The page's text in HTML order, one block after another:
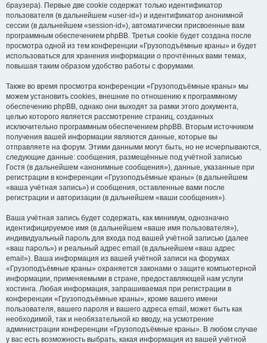
браузера). Первые две cookie содержат только идентификатор
пользователя (в дальнейшем «user-id») и идентификатор анонимной
сессии (в дальнейшем «session-id»), автоматически присвоенные вам
программным обеспечением phpBB. Третья cookie будет создана после
просмотра одной из тем конференции «Грузоподъёмные краны» и будет
использоваться для хранения информации о прочтённых вами темах,
повышая таким образом удобство работы с форумами.
Также во время просмотра конференции «Грузоподъёмные краны» мы
можем установить cookies, внешние по отношению к программному
обеспечению phpBB, однако они выходят за рамки этого документа,
целью которого является рассмотрение страниц, созданных
исключительно программным обеспечением phpBB. Вторым источником
получения вашей информации являются данные, которые вы
отправляете на форум. Этими данными могут быть, но не исчерпываются,
следующие данные: сообщения, размещённые под учётной записью
Гостя (в дальнейшем «анонимные сообщения»), данные, указанные при
регистрации в конференции «Грузоподъёмные краны» (в дальнейшем
«ваша учётная запись») и сообщения, оставленные вами после
регистрации и авторизации (в дальнейшем «ваши сообщения»).
Ваша учётная запись будет содержать, как минимум, однозначно
идентифицируемое имя (в дальнейшем «ваше имя пользователя»),
индивидуальный пароль для входа под вашей учётной записью (далее
«ваш пароль») и реальный адрес email (в дальнейшем «ваш адрес
email»). Ваша информация из вашей учётной записи на форумах
«Грузоподъёмные краны» охраняется законами о защите компьютерной
информации, применяемыми в стране, предоставляющей нам услуги
хостинга. Любая информация, запрашиваемая при регистрации в
конференции «Грузоподъёмные краны», кроме вашего имени
пользователя, вашего пароля и вашего адреса email, может быть как
необходимой, так и необязательной ко вводу, на усмотрение
администрации конференции «Грузоподъёмные краны». В любом случае
у вас есть возможность выбрать, какая информация из вашей учётной